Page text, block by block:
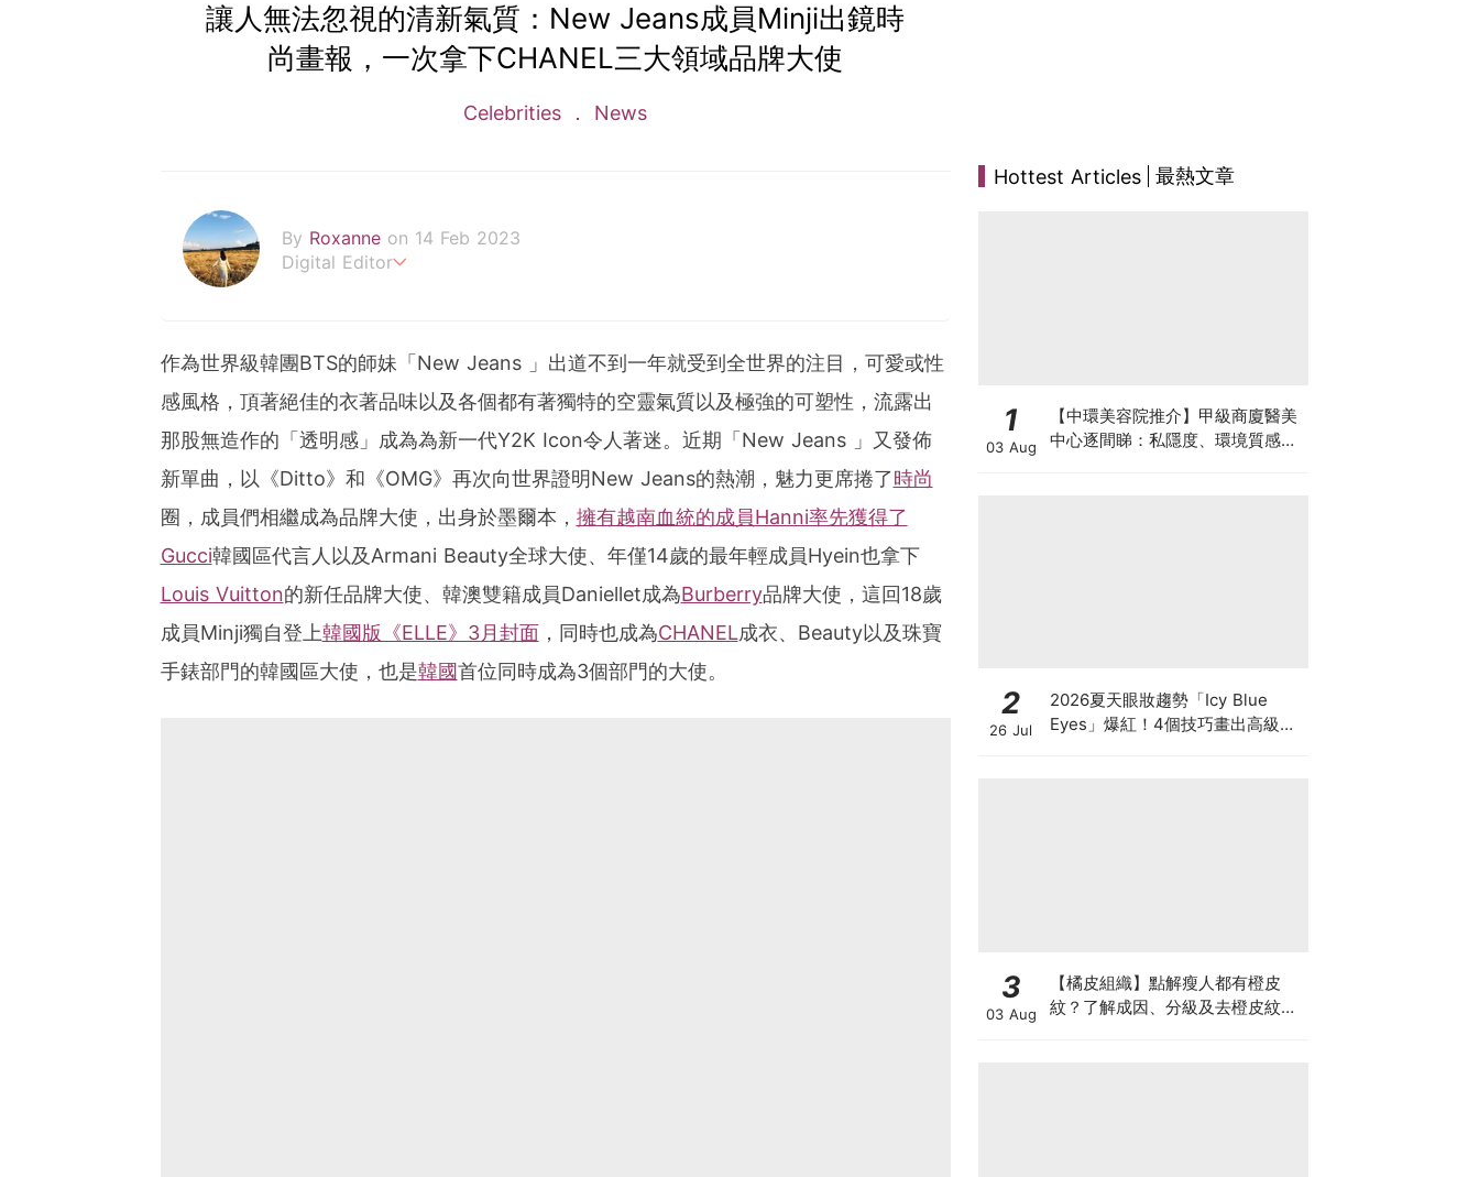
讓人無法忽視的清新氣質：New Jeans成員Minji出鏡時
尚畫報，一次拿下CHANEL三大領域品牌大使
Celebrities News
By Roxanne on 14 Feb 2023
Digital Editor
roxanne.lee@poplady-mag.com
作為世界級韓團BTS的師妹「New Jeans 」出道不到一年就受到全世界的注目，可愛或性
感風格，頂著絕佳的衣著品味以及各個都有著獨特的空靈氣質以及極強的可塑性，流露出
那股無造作的「透明感」成為為新一代Y2K Icon令人著迷。近期「New Jeans 」又發佈
新單曲，以《Ditto》和《OMG》再次向世界證明New Jeans的熱潮，魅力更席捲了時尚
圈，成員們相繼成為品牌大使，出身於墨爾本， 擁有越南血統的成員Hanni率先獲得了
Gucci韓國區代言人以及Armani Beauty全球大使、年僅14歲的最年輕成員Hyein也拿下
Louis Vuitton的新任品牌大使、韓澳雙籍成員Daniellet成為Burberry品牌大使，這回18歲
成員Minji獨自登上韓國版《ELLE》3月封面，同時也成為CHANEL成衣、Beauty以及珠寶
手錶部門的韓國區大使，也是韓國首位同時成為3個部門的大使。
Hottest Articles 最熱文章
1
03 Aug
【中環美容院推介】甲級商廈醫美
中心逐間睇：私隱度、環境質感、
2
26 Jul
2026夏天眼妝趨勢「Icy Blue
Eyes」爆紅！4個技巧畫出高級冰
3
03 Aug
【橘皮組織】點解瘦人都有橙皮
紋？了解成因、分級及去橙皮紋改